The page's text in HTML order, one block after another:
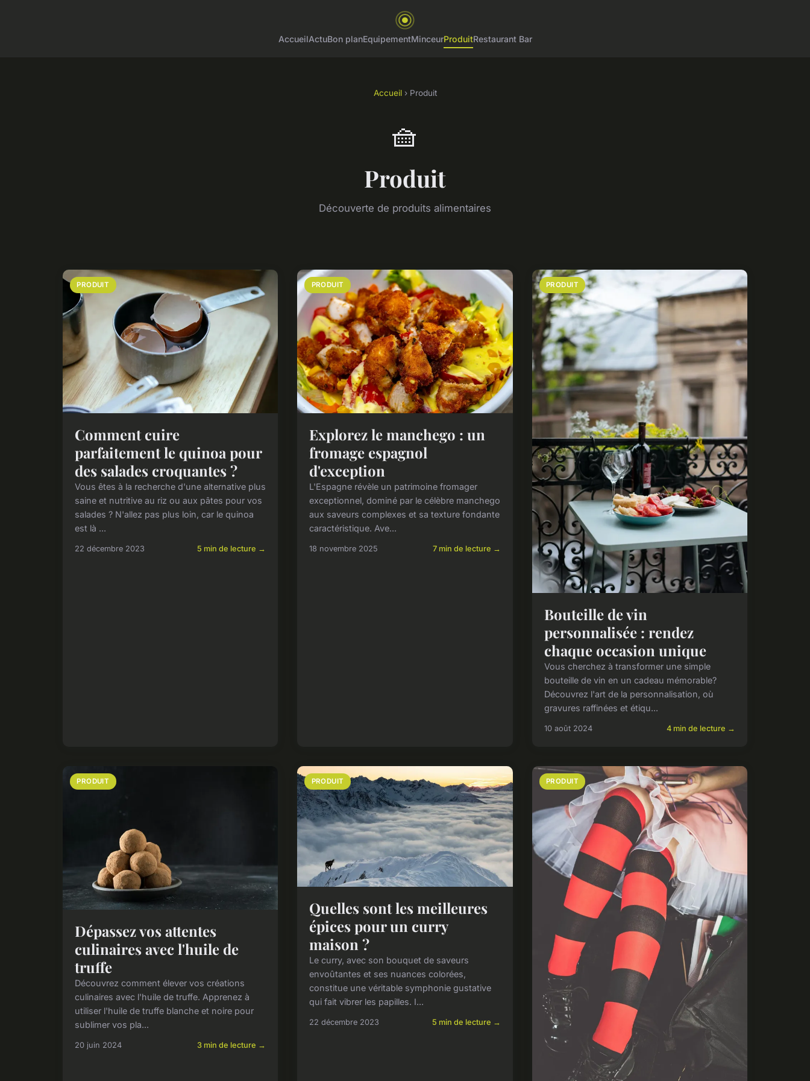
AccueilActuBon planEquipementMinceurProduitRestaurant Bar
Accueil› Produit
🧺
Produit
Découverte de produits alimentaires
PRODUIT
Comment cuire
parfaitement le quinoa pour
des salades croquantes ?
Vous êtes à la recherche d'une alternative plus
saine et nutritive au riz ou aux pâtes pour vos
salades ? N'allez pas plus loin, car le quinoa
est là ...
22 décembre 2023 5 min de lecture →
PRODUIT
Explorez le manchego : un
fromage espagnol
d'exception
L'Espagne révèle un patrimoine fromager
exceptionnel, dominé par le célèbre manchego
aux saveurs complexes et sa texture fondante
caractéristique. Ave...
18 novembre 2025 7 min de lecture →
PRODUIT
Bouteille de vin
personnalisée : rendez
chaque occasion unique
Vous cherchez à transformer une simple
bouteille de vin en un cadeau mémorable?
Découvrez l'art de la personnalisation, où
gravures raffinées et étiqu...
10 août 2024 4 min de lecture →
PRODUIT
Dépassez vos attentes
culinaires avec l'huile de
truffe
Découvrez comment élever vos créations
culinaires avec l'huile de truffe. Apprenez à
utiliser l'huile de truffe blanche et noire pour
sublimer vos pla...
20 juin 2024 3 min de lecture →
PRODUIT
Quelles sont les meilleures
épices pour un curry
maison ?
Le curry, avec son bouquet de saveurs
envoûtantes et ses nuances colorées,
constitue une véritable symphonie gustative
qui fait vibrer les papilles. I...
22 décembre 2023 5 min de lecture →
PRODUIT